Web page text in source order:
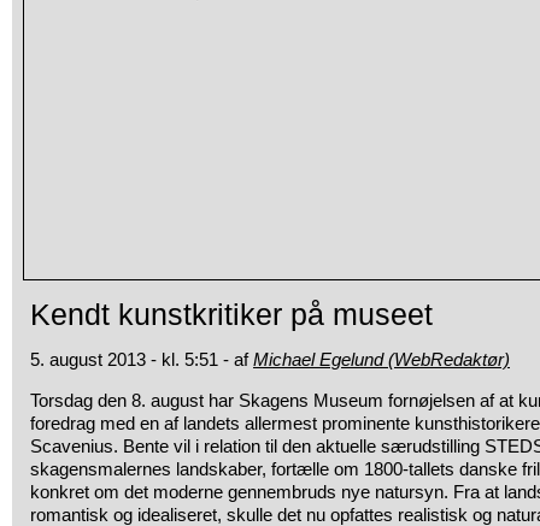
Kendt kunstkritiker på museet
5. august 2013 - kl. 5:51 - afMichael Egelund (WebRedaktør)
Torsdag den 8. august har Skagens Museum fornøjelsen af at
foredrag med en af landets allermest prominente
Scavenius. Bente vil i relation til den aktuelle særudstilling
skagensmalernes landskaber, fortælle om 1800-tallets danske
konkret om det moderne gennembruds nye natursyn. Fra at
romantisk og idealiseret, skulle det nu opfattes realistisk og